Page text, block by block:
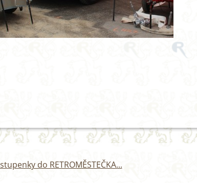
do RETROMĚSTEČKA...